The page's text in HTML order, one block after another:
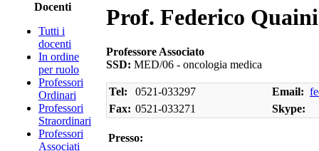
Docenti
Tutti i
docenti
In ordine
per ruolo
Professori
Ordinari
Professori
Straordinari
Professori
Associati
Prof. Federico Quaini
Professore Associato
SSD: MED/06 - oncologia medica
Tel: 0521-033297 Email:
Fax: 0521-033271 Skype:
Presso: